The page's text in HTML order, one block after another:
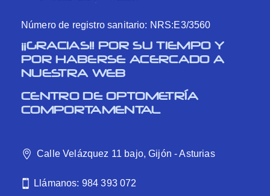
Número de registro sanitario: NRS:E3/3560
¡¡GRACIAS!! POR SU TIEMPO Y
POR HABERSE ACERCADO A
NUESTRA WEB
CENTRO DE OPTOMETRÍA
COMPORTAMENTAL
Calle Velázquez 11 bajo, Gijón - Asturias
Llámanos: 984 393 072